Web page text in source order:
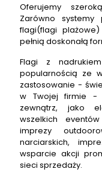
Oferujemy
Zarówno
flagi(flagi
pełnią doskonałą
Flagi z
popularnością ze
zastosowanie -
w Twojej firmie -
zewnątrz, jako
wszelkich
imprezy
narciarskich,
wsparcie akcji
sieci sprzedaży.